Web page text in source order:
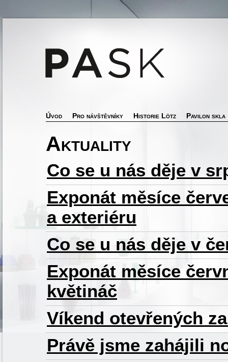
Úvod Pro návštěvníky Historie Lötz Pavilon skla
Aktuality
Co se u nás děje v
Exponát měsíce
a exteriéru
Co se u nás děje v
Exponát měsíce
květináč
Víkend otevřených
Právě jsme zahájili